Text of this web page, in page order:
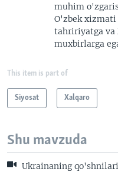
muhim
O'zbek
tahririyatga va
muxbirlarga
This item is part of
Siyosat Xalqaro
Shu mavzuda
Ukrainaning